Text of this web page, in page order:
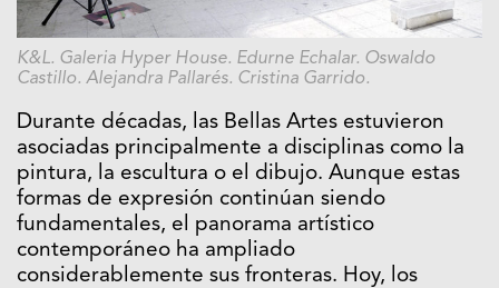
K&L. Galeria Hyper House. Edurne Echalar. Oswaldo
Castillo. Alejandra Pallarés. Cristina Garrido.
Durante décadas, las Bellas Artes estuvieron
asociadas principalmente a disciplinas como la
pintura, la escultura o el dibujo. Aunque estas
formas de expresión continúan siendo
fundamentales, el panorama artístico
contemporáneo ha ampliado
considerablemente sus fronteras. Hoy, los